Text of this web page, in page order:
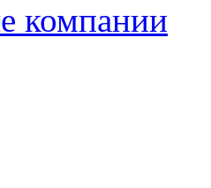
компании